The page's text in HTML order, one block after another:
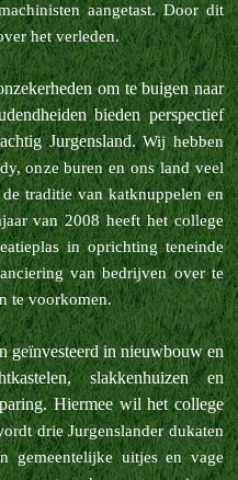
aangetast.Door dit
het verleden.
om te buigen naar
bieden perspectief
Jurgensland.Wij hebben
onze buren en ons land veel
traditie van katknuppelen en
van 2008 heeft het college
in oprichting teneinde
van bedrijven over te
te voorkomen.
geïnvesteerd in nieuwbouw en
slakkenhuizen en
Hiermee wil het college
drie Jurgenslander dukaten
gemeentelijke uitjes en vage